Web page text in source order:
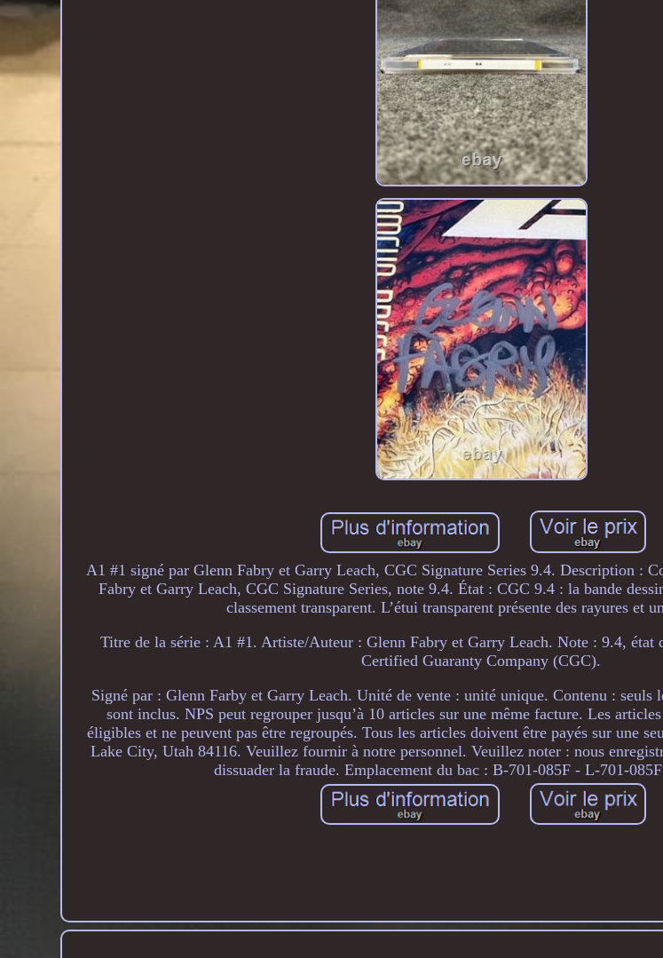
A1 #1 signé par Glenn Fabry et Garry Leach, CGC Signature Series 9.4. Description :
Fabry et Garry Leach, CGC Signature Series, note 9.4. État : CGC 9.4 : la bande
classement transparent. L’étui transparent présente des rayures et
Titre de la série : A1 #1. Artiste/Auteur : Glenn Fabry et Garry Leach. Note : 9.4, état
Certified Guaranty Company (CGC).
Signé par : Glenn Farby et Garry Leach. Unité de vente : unité unique. Contenu : seuls
sont inclus. NPS peut regrouper jusqu’à 10 articles sur une même facture. Les
éligibles et ne peuvent pas être regroupés. Tous les articles doivent être payés sur une
Lake City, Utah 84116. Veuillez fournir à notre personnel. Veuillez noter : nous
dissuader la fraude. Emplacement du bac : B-701-085F - L-701-